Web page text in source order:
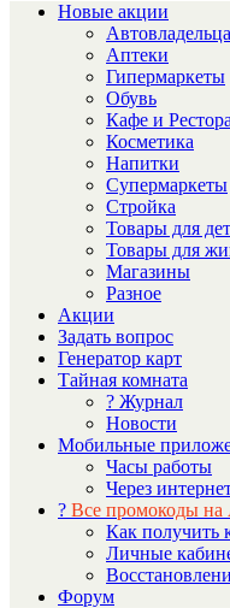
Новые акции
Аптеки
Гипермаркеты
Обувь
Кафе и
Косметика
Напитки
Супермаркеты
Стройка
Товары для
Товары для
Магазины
Разное
Акции
Задать вопрос
Генератор карт
Тайная комната
? Журнал
Новости
Мобильные
Часы работы
Через
? Все промокоды на
Как получить
Личные
Форум